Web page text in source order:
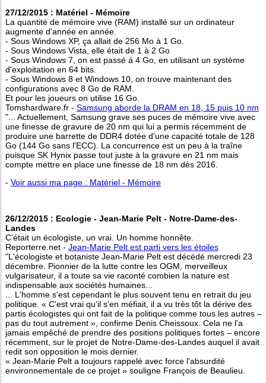
27/12/2015 : Matériel - Mémoire
La quantité de mémoire vive (RAM) installé sur un ordinateur
augmente d'année en année.
- Sous Windows XP, ça allait de 256 Mo à 1 Go.
- Sous Windows Vista, elle était de 1 à 2 Go
- Sous Windows 7, on est passé à 4 Go, en utilisant un système
d'exploitation en 64 bits.
- Sous Windows 8 et Windows 10, on trouve maintenant des
configurations avec 8 Go de RAM.
Et pour les joueurs on utilise 16 Go.
Tomshardware.fr - Samsung aborde la DRAM en 18, 15 puis 10 nm
"... Actuellement, Samsung grave ses puces de mémoire vive avec
une finesse de gravure de 20 nm qui lui a permis récemment de
produire une barrette de DDR4 dotée d'une capacité totale de 128
Go (144 Go sans l'ECC). La concurrence est un peu à la traîne
puisque SK Hynix passe tout juste à la gravure en 21 nm mais
compte mettre en place une finesse de 18 nm dès 2016.
- Voir aussi ma page : Matériel - Mémoire
26/12/2015 : Ecologie - Jean-Marie Pelt - Notre-Dame-des-
Landes
C'était un écologiste, un vrai. Un homme honnête.
Reporterre.net - Jean-Marie Pelt est parti vers les étoiles
"L'écologiste et botaniste Jean-Marie Pelt est décédé mercredi 23
décembre. Pionnier de la lutte contre les OGM, merveilleux
vulgarisateur, il a toute sa vie raconté combien la nature est
indispensable aux sociétés humaines...
... L'homme s'est cependant le plus souvent tenu en retrait du jeu
politique. « C'est vrai qu'il s'en méfiait, il a vu très tôt la dérive des
partis écologistes qui ont fait de la politique comme tous les autres –
pas du tout autrement », confirme Denis Cheissoux. Cela ne l'a
jamais empêché de prendre des positions politiques fortes – encore
récemment, sur le projet de Notre-Dame-des-Landes auquel il avait
redit son opposition le mois dernier.
« Jean-Marie Pelt a toujours rappelé avec force l'absurdité
environnementale de ce projet » souligne François de Beaulieu.